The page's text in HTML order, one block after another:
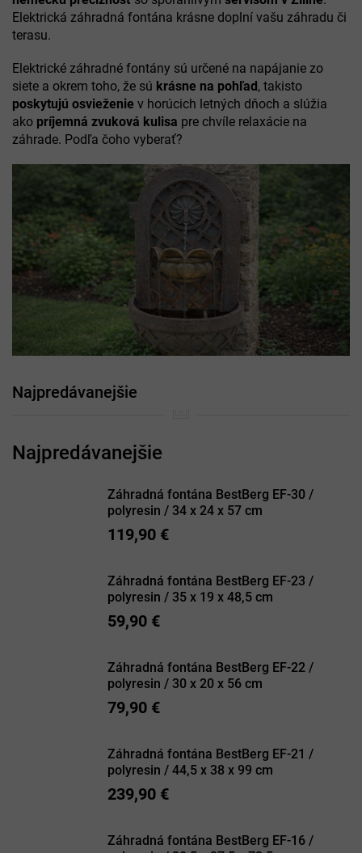
Elektrická záhradná fontána krásne doplní vašu záhradu či
terasu.
Elektrické záhradné fontány sú určené na napájanie zo
siete a okrem toho, že sú krásne na pohľad , takisto
poskytujú osvieženie v horúcich letných dňoch a slúžia
ako príjemná zvuková kulisa pre chvíle relaxácie na
záhrade. Podľa čoho vyberať?
Najpredávanejšie
Záhradná fontána BestBerg EF-30 /
polyresin / 34 x 24 x 57 cm
119,90 €
Záhradná fontána BestBerg EF-23 /
polyresin / 35 x 19 x 48,5 cm
59,90 €
Záhradná fontána BestBerg EF-22 /
polyresin / 30 x 20 x 56 cm
79,90 €
Záhradná fontána BestBerg EF-21 /
polyresin / 44,5 x 38 x 99 cm
239,90 €
Záhradná fontána BestBerg EF-16 /